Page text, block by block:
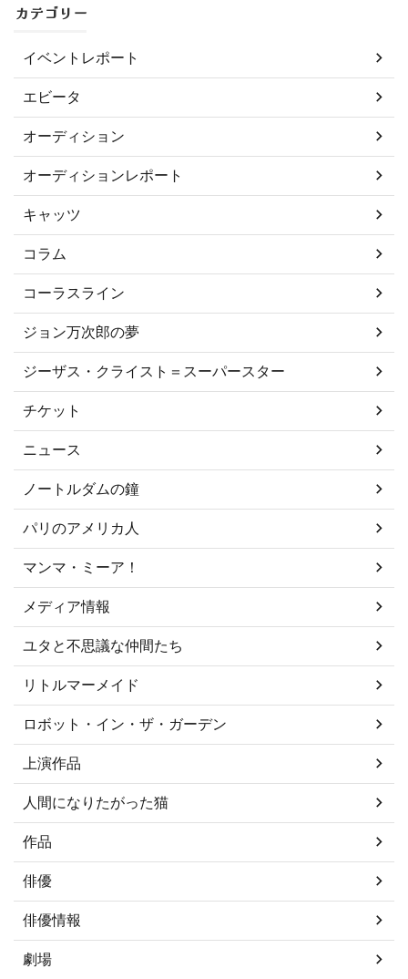
カテゴリー
イベントレポート
エビータ
オーディション
オーディションレポート
キャッツ
コラム
コーラスライン
ジョン万次郎の夢
ジーザス・クライスト＝スーパースター
チケット
ニュース
ノートルダムの鐘
パリのアメリカ人
マンマ・ミーア！
メディア情報
ユタと不思議な仲間たち
リトルマーメイド
ロボット・イン・ザ・ガーデン
上演作品
人間になりたがった猫
作品
俳優
俳優情報
劇場